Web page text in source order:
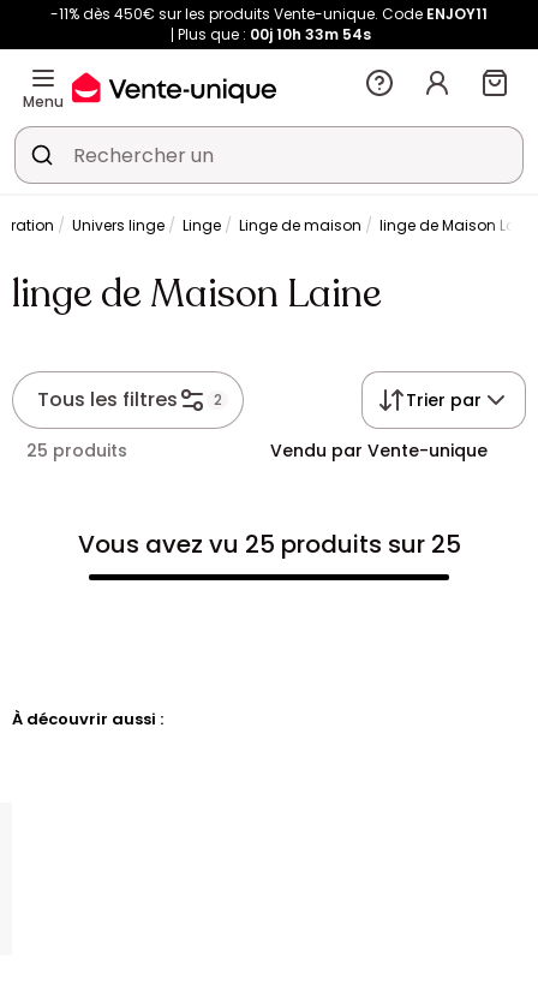
-11% dès 450€ sur les produits Vente-unique. Code ENJOY11
Plus que : 00j10h 33m 54s
Menu
Univers linge Linge Linge de maison linge de Maison Laine
linge de Maison Laine
Tous les filtres 2 Trier par
25 produits Vendu par Vente-unique
Vous avez vu 25 produits sur 25
À découvrir aussi :